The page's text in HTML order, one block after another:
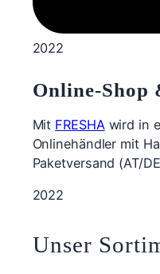
2022
Online-Shop
Mit FRESHA wird in
Onlinehändler mit
Paketversand (AT/
2022
Unser